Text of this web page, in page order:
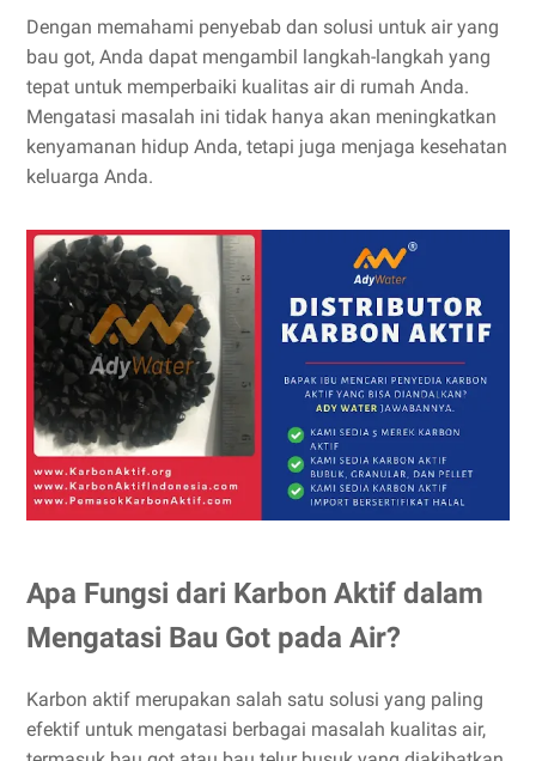
Dengan memahami penyebab dan solusi untuk air yang
bau got, Anda dapat mengambil langkah-langkah yang
tepat untuk memperbaiki kualitas air di rumah Anda.
Mengatasi masalah ini tidak hanya akan meningkatkan
kenyamanan hidup Anda, tetapi juga menjaga kesehatan
keluarga Anda.
Apa Fungsi dari Karbon Aktif dalam
Mengatasi Bau Got pada Air?
Karbon aktif merupakan salah satu solusi yang paling
efektif untuk mengatasi berbagai masalah kualitas air,